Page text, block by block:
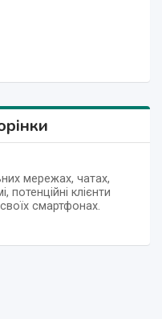
мережах, чатах,
клієнти
смартфонах.